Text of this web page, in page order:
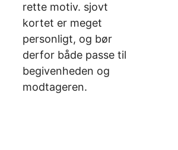
rette motiv. sjovt
kortet er meget
personligt, og bør
derfor både passe til
begivenheden og
modtageren.